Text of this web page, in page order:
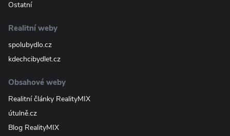
Ostatní
Realitní weby
spolubydlo.cz
kdechcibydlet.cz
Obsahové weby
Realitní články RealityMIX
útulně.cz
Blog RealityMIX